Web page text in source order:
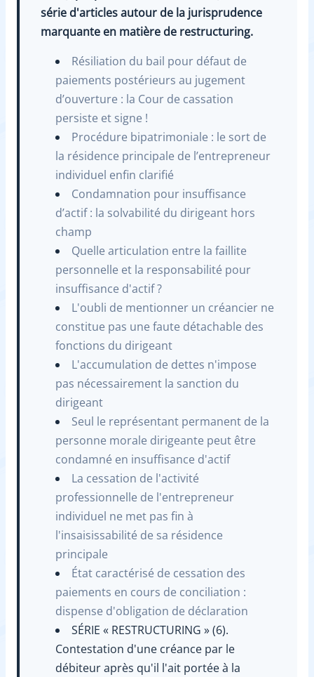
série d'articles autour de la jurisprudence
marquante en matière de restructuring.
Résiliation du bail pour défaut de
paiements postérieurs au jugement
d’ouverture : la Cour de cassation
persiste et signe !
Procédure bipatrimoniale : le sort de
la résidence principale de l’entrepreneur
individuel enfin clarifié
Condamnation pour insuffisance
d’actif : la solvabilité du dirigeant hors
champ
Quelle articulation entre la faillite
personnelle et la responsabilité pour
insuffisance d'actif ?
L'oubli de mentionner un créancier ne
constitue pas une faute détachable des
fonctions du dirigeant
L'accumulation de dettes n'impose
pas nécessairement la sanction du
dirigeant
Seul le représentant permanent de la
personne morale dirigeante peut être
condamné en insuffisance d'actif
La cessation de l'activité
professionnelle de l'entrepreneur
individuel ne met pas fin à
l'insaisissabilité de sa résidence
principale
État caractérisé de cessation des
paiements en cours de conciliation :
dispense d'obligation de déclaration
SÉRIE ­­« RESTRUCTURING » (6).
Contestation d'une créance par le
débiteur après qu'il l'ait portée à la